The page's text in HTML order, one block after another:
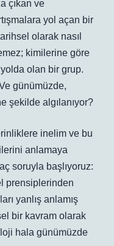
çıkan ve
yol açan bir
olarak nasıl
kimilerine göre
olan bir grup.
günümüzde,
şekilde algılanıyor?
inelim ve bu
anlamaya
soruyla başlıyoruz:
prensiplerinden
yanlış anlamış
bir kavram olarak
hala günümüzde